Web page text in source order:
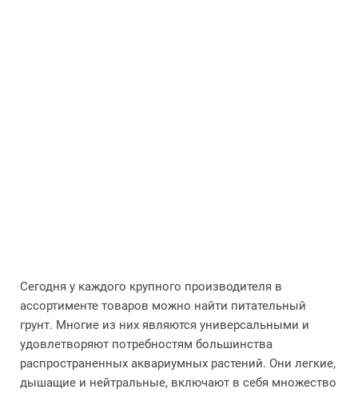
Сегодня у каждого крупного производителя в
ассортименте товаров можно найти питательный
грунт. Многие из них являются универсальными и
удовлетворяют потребностям большинства
распространенных аквариумных растений. Они легкие,
дышащие и нейтральные, включают в себя множество